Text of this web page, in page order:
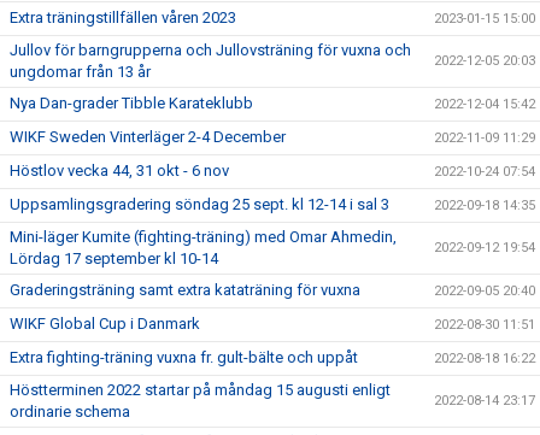
Extra träningstillfällen våren 2023 2023-01-15 15:00
Jullov för barngrupperna och Jullovsträning för vuxna och
ungdomar från 13 år
2022-12-05 20:03
Nya Dan-grader Tibble Karateklubb 2022-12-04 15:42
WIKF Sweden Vinterläger 2-4 December 2022-11-09 11:29
Höstlov vecka 44, 31 okt - 6 nov 2022-10-24 07:54
Uppsamlingsgradering söndag 25 sept. kl 12-14 i sal 3 2022-09-18 14:35
Mini-läger Kumite (fighting-träning) med Omar Ahmedin,
Lördag 17 september kl 10-14
2022-09-12 19:54
Graderingsträning samt extra kataträning för vuxna 2022-09-05 20:40
WIKF Global Cup i Danmark 2022-08-30 11:51
Extra fighting-träning vuxna fr. gult-bälte och uppåt 2022-08-18 16:22
Höstterminen 2022 startar på måndag 15 augusti enligt
ordinarie schema
2022-08-14 23:17